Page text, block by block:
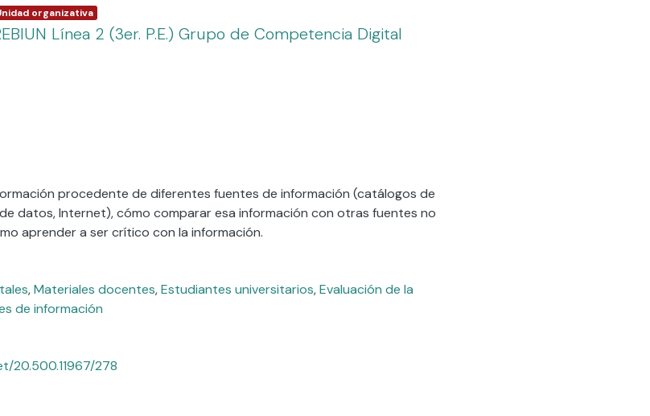
type:
organizativa ,
Línea 2 (3er. P.E.) Grupo de Competencia Digital
procedente de diferentes fuentes de información (catálogos de
datos, Internet), cómo comparar esa información con otras fuentes no
aprender a ser crítico con la información.
,Materiales docentes,Estudiantes universitarios,Evaluación de la
de información
20.500.11967/278